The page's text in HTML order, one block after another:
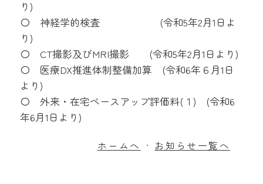
り)
〇 神経学的検査 (令和5年2月1日よ
り)
〇 CT撮影及びMRI撮影 (令和5年2月1日より)
〇 医療DX推進体制整備加算 (令和6年６月1日
より)
〇 外来・在宅ベースアップ評価料(１) (令和6
年6月1日より)
ホームへ ・ お知らせ一覧へ